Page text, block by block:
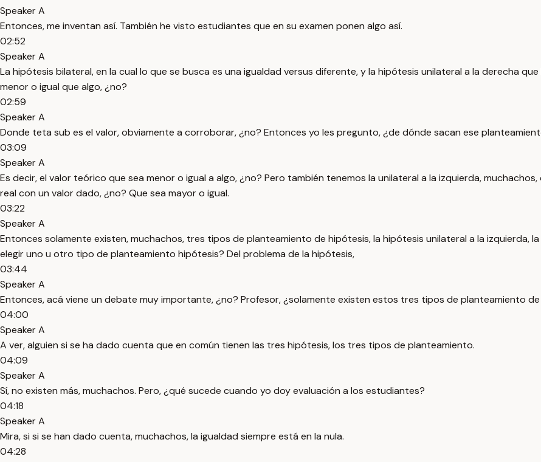
Speaker A
Entonces, me inventan así. También he visto estudiantes que en su examen ponen algo así.
02:52
Speaker A
La hipótesis bilateral, en la cual lo que se busca es una igualdad versus diferente, y la hipótesis unilateral a la derecha
menor o igual que algo, ¿no?
02:59
Speaker A
Donde teta sub es el valor, obviamente a corroborar, ¿no? Entonces yo les pregunto, ¿de dónde sacan ese
03:09
Speaker A
Es decir, el valor teórico que sea menor o igual a algo, ¿no? Pero también tenemos la unilateral a la izquierda,
real con un valor dado, ¿no? Que sea mayor o igual.
03:22
Speaker A
Entonces solamente existen, muchachos, tres tipos de planteamiento de hipótesis, la hipótesis unilateral a la izquierda,
elegir uno u otro tipo de planteamiento hipótesis? Del problema de la hipótesis,
03:44
Speaker A
Entonces, acá viene un debate muy importante, ¿no? Profesor, ¿solamente existen estos tres tipos de planteamiento
04:00
Speaker A
A ver, alguien si se ha dado cuenta que en común tienen las tres hipótesis, los tres tipos de planteamiento.
04:09
Speaker A
Sí, no existen más, muchachos. Pero, ¿qué sucede cuando yo doy evaluación a los estudiantes?
04:18
Speaker A
Mira, si si se han dado cuenta, muchachos, la igualdad siempre está en la nula.
04:28